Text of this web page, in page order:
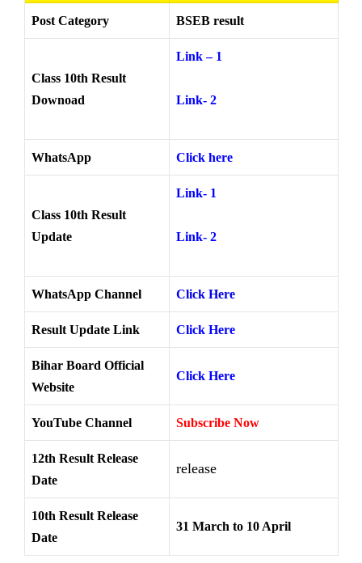
Post Category BSEB result
Class 10th Result
Downoad
Link – 1
Link- 2
WhatsApp Click here
Class 10th Result
Update
Link- 1
Link- 2
WhatsApp Channel Click Here
Result Update Link Click Here
Bihar Board Official
Website
Click Here
YouTube Channel Subscribe Now
12th Result Release
Date
release
10th Result Release
Date
31 March to 10 April